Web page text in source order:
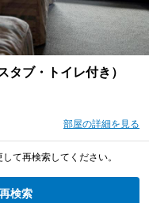
タブ・トイレ付き）
部屋の詳細を見る
て再検索してください。
検索